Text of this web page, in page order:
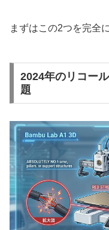
まずはこの2つを完全
2024年のリコー
題